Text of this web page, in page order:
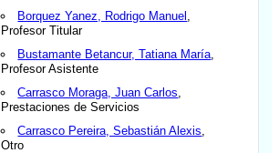
Borquez Yanez, Rodrigo Manuel
Profesor Titular
Bustamante Betancur, Tatiana María
Profesor Asistente
Carrasco Moraga, Juan Carlos
Prestaciones de Servicios
Carrasco Pereira, Sebastián Alexis
Otro